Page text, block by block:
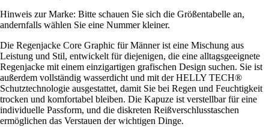
Hinweis zur Marke: Bitte schauen Sie sich die Größentabelle an,
andernfalls wählen Sie eine Nummer kleiner.
Die Regenjacke Core Graphic für Männer ist eine Mischung aus
Leistung und Stil, entwickelt für diejenigen, die eine alltagsgeeignete
Regenjacke mit einem einzigartigen grafischen Design suchen. Sie ist
außerdem vollständig wasserdicht und mit der HELLY TECH®
Schutztechnologie ausgestattet, damit Sie bei Regen und Feuchtigkeit
trocken und komfortabel bleiben. Die Kapuze ist verstellbar für eine
individuelle Passform, und die diskreten Reißverschlusstaschen
ermöglichen das Verstauen der wichtigen Dinge.